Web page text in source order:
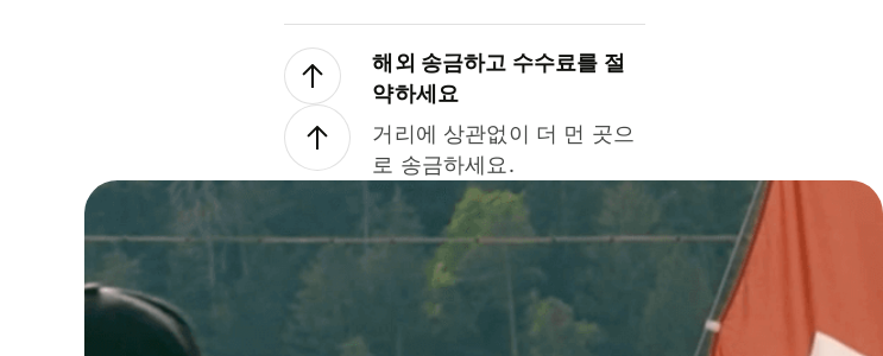
해외 송금하고 수수료를 절
약하세요
거리에 상관없이 더 먼 곳으
로 송금하세요.